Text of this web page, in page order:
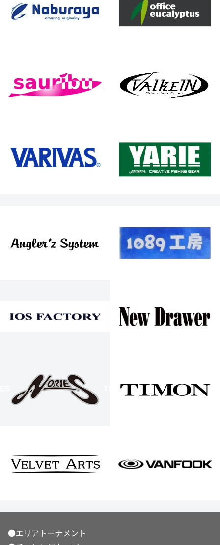
●エリアトーナメント